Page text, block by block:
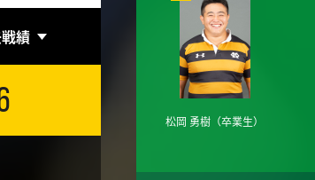
績
松岡 勇樹 （卒業生）